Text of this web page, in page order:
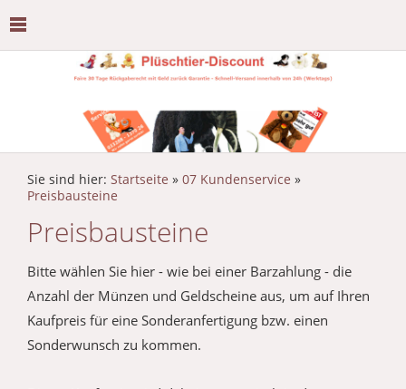
Sie sind hier: Startseite » 07 Kundenservice »
Preisbausteine
Preisbausteine
Bitte wählen Sie hier - wie bei einer Barzahlung - die
Anzahl der Münzen und Geldscheine aus, um auf Ihren
Kaufpreis für eine Sonderanfertigung bzw. einen
Sonderwunsch zu kommen.